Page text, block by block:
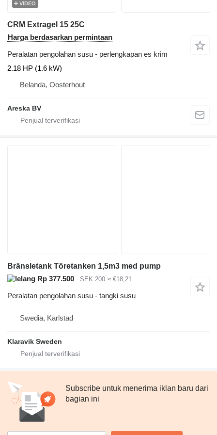
VIDEO
CRM Extragel 15 25C
Harga berdasarkan permintaan
Peralatan pengolahan susu - perlengkapan es krim
2.18 HP (1.6 kW)
Belanda, Oosterhout
Areska BV
Bränsletank Töretanken 1,5m3 med pump
Rp 377.500
SEK 200 ≈ €18,21
Peralatan pengolahan susu - tangki susu
Swedia, Karlstad
Klaravik Sweden
Subscribe untuk menerima iklan baru dari
bagian ini